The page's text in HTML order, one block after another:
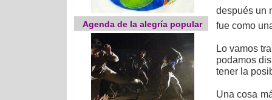
Agenda de la alegría popular
después un
fue como
Lo vamos
podamos
tener la
Una cosa